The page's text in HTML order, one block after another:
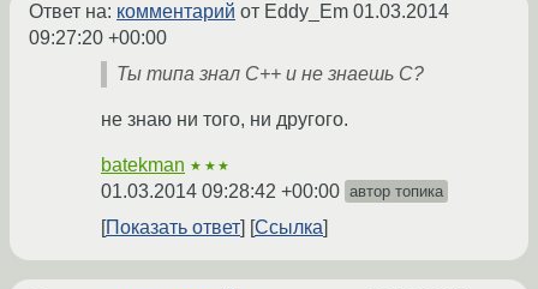
Ответ на: комментарий от Eddy_Em 01.03.2014
09:27:20 +00:00
Ты типа знал С++ и не знаешь С?
не знаю ни того, ни другого.
batekman ★★★
01.03.2014 09:28:42 +00:00 автор топика
Показать ответ Ссылка